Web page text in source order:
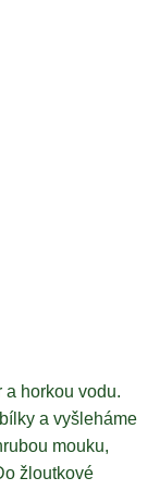
a horkou vodu.
a vyšleháme
mouku,
žloutkové